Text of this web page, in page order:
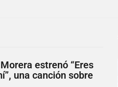
estrenó “Eres
una canción sobre